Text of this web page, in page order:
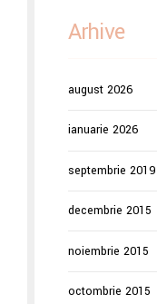
Arhive
august 2026
ianuarie 2026
septembrie 2019
decembrie 2015
noiembrie 2015
octombrie 2015